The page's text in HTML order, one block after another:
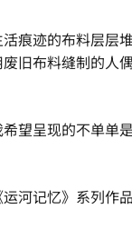
痕迹的布料层层
旧布料缝制的
望呈现的不单单
记忆》系列作品